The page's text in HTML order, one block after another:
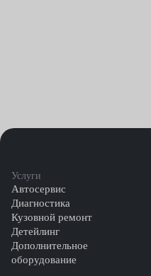
Услуги
Автосервис
Диагностика
Кузовной ремонт
Детейлинг
Дополнительное
оборудование